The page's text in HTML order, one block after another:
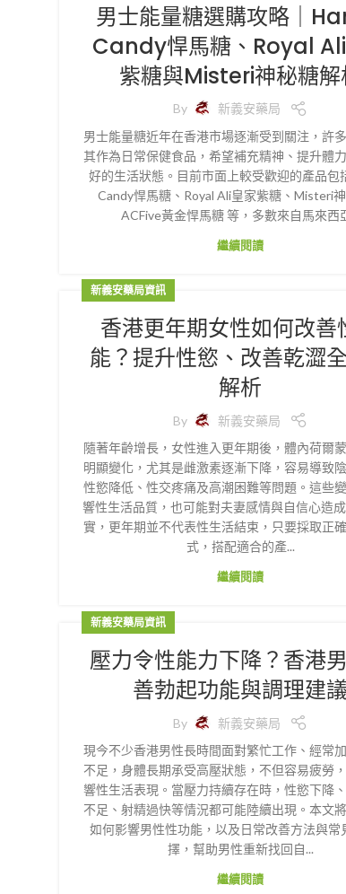
男士能量糖選購攻略｜
Candy悍馬糖、Royal
紫糖與Misteri神秘糖解
By
新義安藥局
男士能量糖近年在香港市場逐漸受到關注，許
其作為日常保健食品，希望補充精神、提升體
好的生活狀態。目前市面上較受歡迎的產品包
Candy悍馬糖、Royal Ali皇家紫糖、Misteri
ACFive黃金悍馬糖 等，多數來自馬來西
繼續閱讀
新義安藥局資訊
香港更年期女性如何改善
能？提升性慾、改善乾澀
解析
By
新義安藥局
隨著年齡增長，女性進入更年期後，體內荷爾
明顯變化，尤其是雌激素逐漸下降，容易導致
性慾降低、性交疼痛及高潮困難等問題。這些
響性生活品質，也可能對夫妻感情與自信心造
實，更年期並不代表性生活結束，只要採取正
式，搭配適合的產...
繼續閱讀
新義安藥局資訊
壓力令性能力下降？香港
善勃起功能與調理建議
By
新義安藥局
現今不少香港男性長時間面對繁忙工作、經常
不足，身體長期承受高壓狀態，不但容易疲勞
響性生活表現。當壓力持續存在時，性慾下降
不足、射精過快等情況都可能陸續出現。本文
如何影響男性性功能，以及日常改善方法與常
擇，幫助男性重新找回自...
繼續閱讀